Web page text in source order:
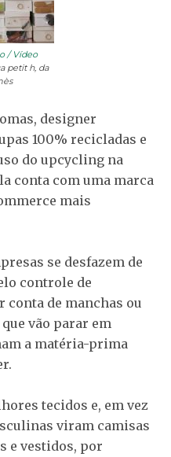
/ Vídeo
petit h, da
designer
100% recicladas e
do upcycling na
conta com uma marca
mais
se desfazem de
controle de
conta de manchas ou
vão parar em
a matéria-prima
tecidos e, em vez
viram camisas
e vestidos, por